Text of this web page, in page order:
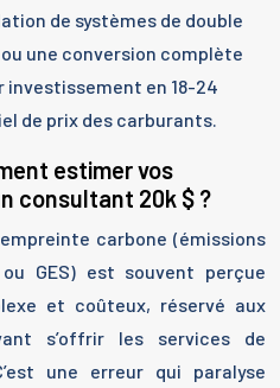
de systèmes de double
une conversion complète
en 18-24
de prix des carburants.
estimer vos
consultant 20k $ ?
carbone (émissions
GES) est souvent perçue
et coûteux, réservé aux
s’offrir les services de
une erreur qui paralyse